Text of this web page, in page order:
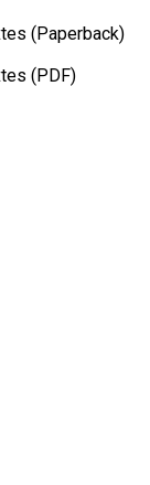
(Paperback)
(PDF)